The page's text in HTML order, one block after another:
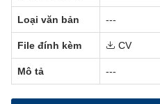
Loại văn bản ---
File đính kèm CV
Mô tả ---